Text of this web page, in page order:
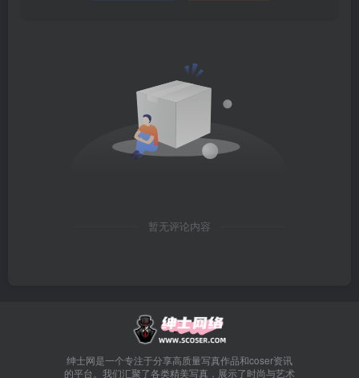
暂无评论内容
绅士网是一个专注于分享高质量写真作品和coser资讯
的平台。我们汇聚了各类精美写真，展示了时尚与艺术